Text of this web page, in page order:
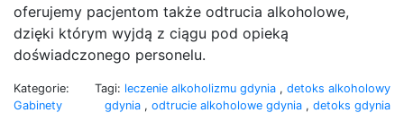
oferujemy pacjentom także odtrucia alkoholowe,
dzięki którym wyjdą z ciągu pod opieką
doświadczonego personelu.
Kategorie:
Gabinety
Tagi: leczenie alkoholizmu gdynia , detoks alkoholowy
gdynia , odtrucie alkoholowe gdynia , detoks gdynia